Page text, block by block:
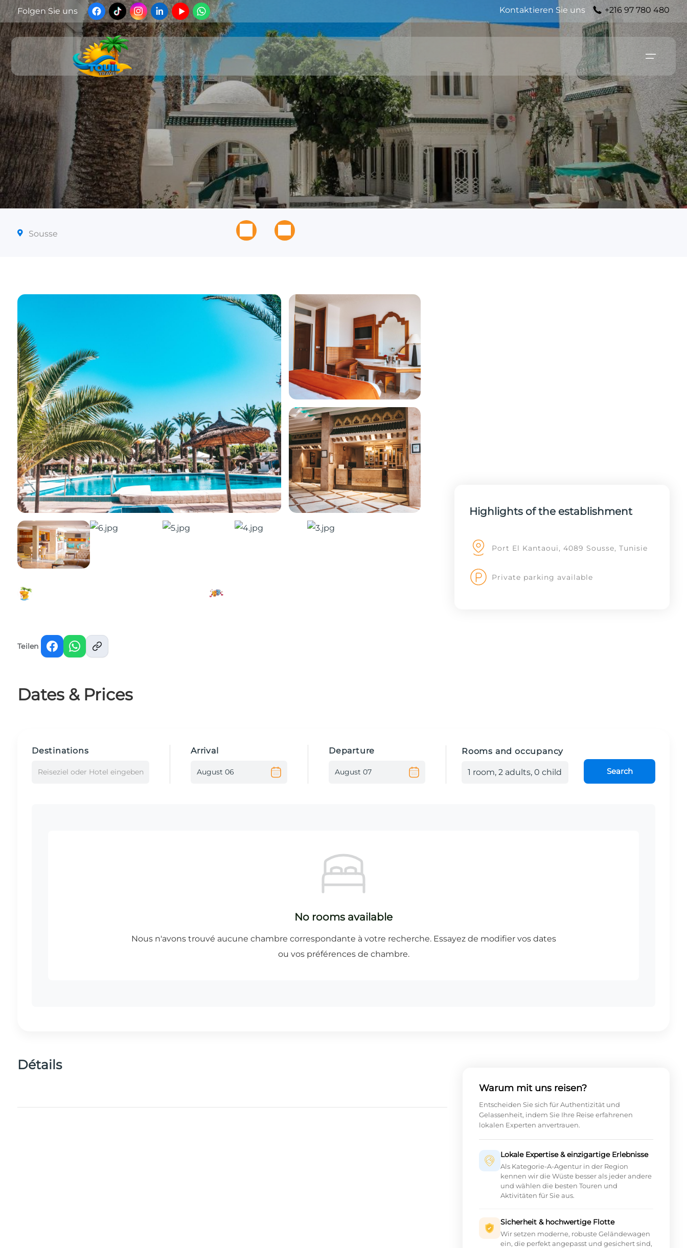
Folgen Sie uns Kontaktieren Sie uns +216 97 780 480
Sousse
Highlights of the establishment
Port El Kantaoui, 4089 Sousse, Tunisie
Private parking available
Teilen
Dates & Prices
Destinations
Reiseziel oder Hotel eingeben
Arrival Departure Rooms and occupancy
1 room, 2 adults, 0 child Search
Détails
Warum mit uns reisen?
Entscheiden Sie sich für Authentizität und
Gelassenheit, indem Sie Ihre Reise erfahrenen
lokalen Experten anvertrauen.
Lokale Expertise & einzigartige Erlebnisse
Als Kategorie-A-Agentur in der Region
kennen wir die Wüste besser als jeder andere
und wählen die besten Touren und
Aktivitäten für Sie aus.
Sicherheit & hochwertige Flotte
Wir setzen moderne, robuste Geländewagen
ein, die perfekt angepasst und gesichert sind,